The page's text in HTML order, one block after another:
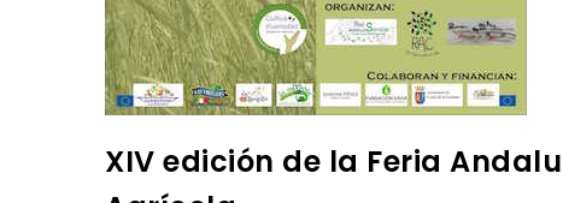
XIV edición de la Feria